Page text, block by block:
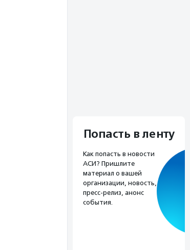
Попасть в ленту
Как попасть в новости
АСИ? Пришлите
материал о вашей
организации, новость,
пресс-релиз, анонс
события.